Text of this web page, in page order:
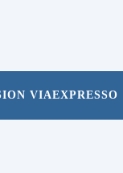
VIAEXPRESSO